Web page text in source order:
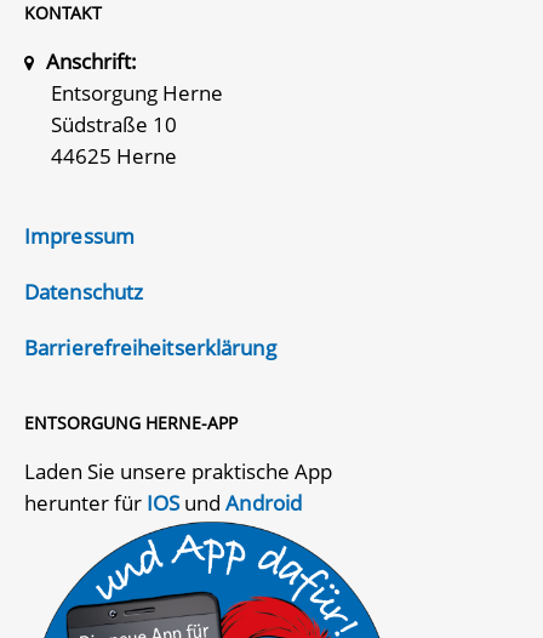
KONTAKT
Anschrift:
Entsorgung Herne
Südstraße 10
44625 Herne
Impressum
Datenschutz
Barrierefreiheitserklärung
ENTSORGUNG HERNE-APP
Laden Sie unsere praktische App
herunter für IOSundAndroid